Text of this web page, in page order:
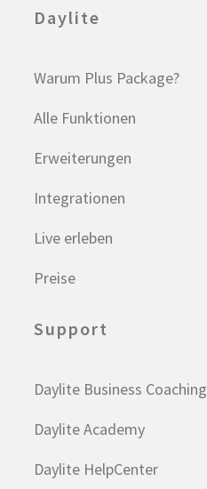
Daylite
Warum Plus Package?
Alle Funktionen
Erweiterungen
Integrationen
Live erleben
Preise
Support
Daylite Business Coaching
Daylite Academy
Daylite HelpCenter